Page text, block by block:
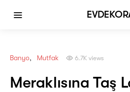
Banyo Mutfak 6.7K views
Meraklısına Taş